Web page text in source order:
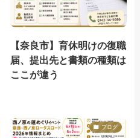
【奈良市】育休明けの復職
届、提出先と書類の種類は
ここが違う
ブログ